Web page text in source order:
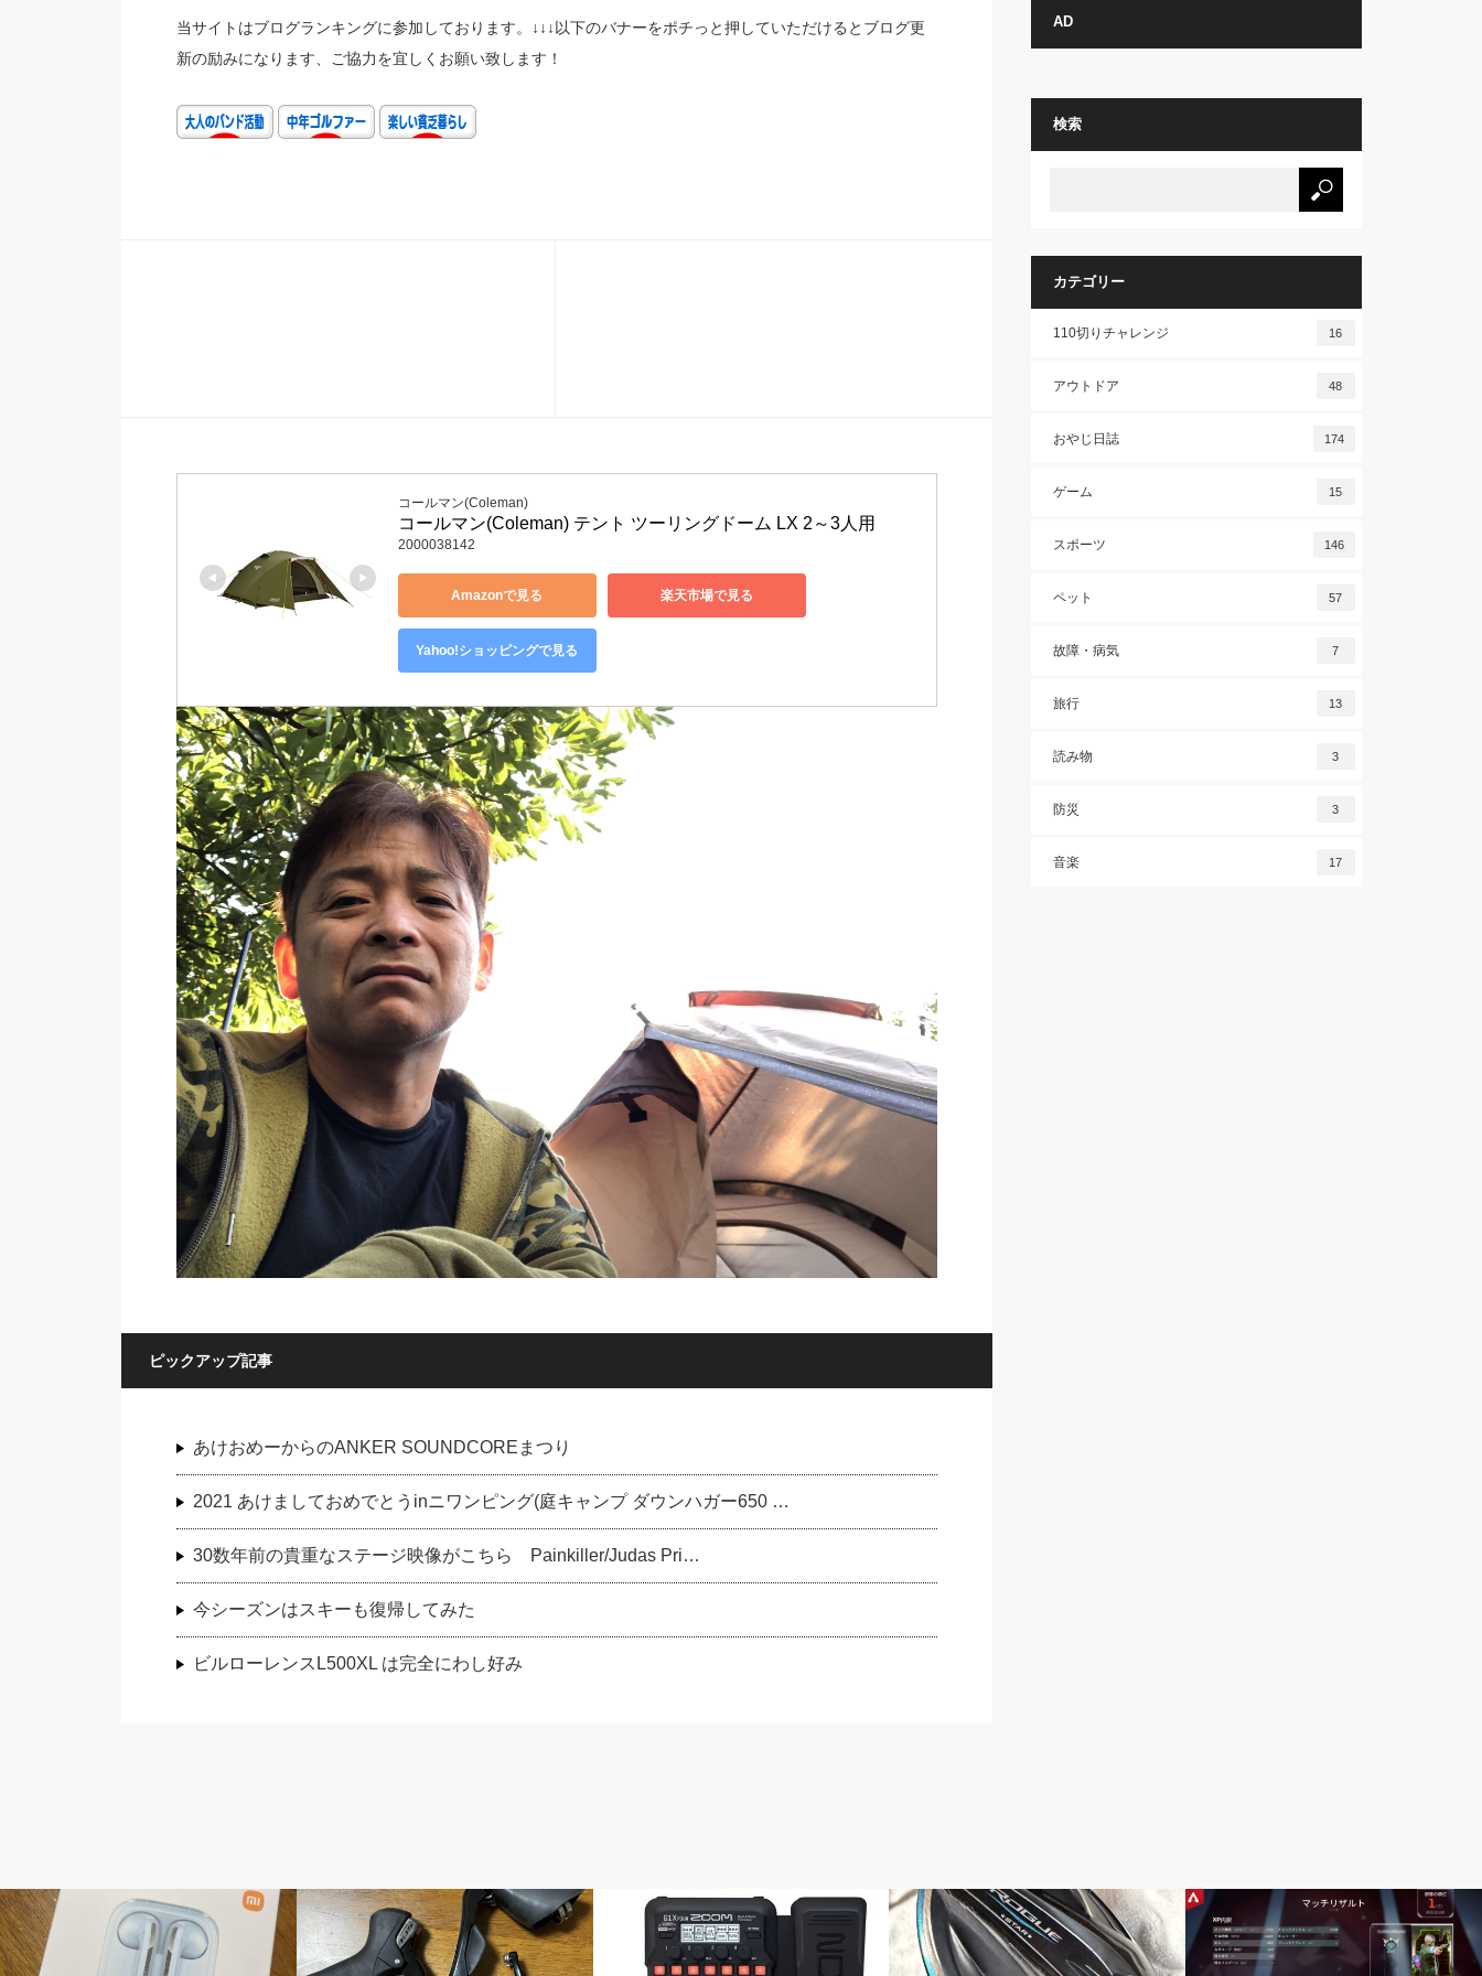
当サイトはブログランキングに参加しております。↓↓↓以下のバナーをポチっと押していただけるとブログ更
新の励みになります、ご協力を宜しくお願い致します！
コールマン(Coleman)
コールマン(Coleman) テント ツーリングドーム LX 2～3人用
2000038142
Amazonで見る 楽天市場で見る
Yahoo!ショッピングで見る
ピックアップ記事
あけおめーからのANKER SOUNDCOREまつり
2021 あけましておめでとうinニワンピング(庭キャンプ ダウンハガー650 …
30数年前の貴重なステージ映像がこちら Painkiller/Judas Pri…
今シーズンはスキーも復帰してみた
ビルローレンスL500XL は完全にわし好み
AD
検索
カテゴリー
110切りチャレンジ 16
アウトドア 48
おやじ日誌 174
ゲーム 15
スポーツ 146
ペット 57
故障・病気 7
旅行 13
読み物 3
防災 3
音楽 17